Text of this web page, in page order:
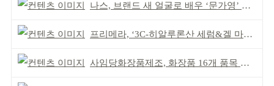
나스, 브랜드 새 얼굴로 배우 ‘문가영’ 발탁
프리메라, ‘3C-히알루론산 세럼&겔 마스크’ 출시
사임당화장품제조, 화장품 16개 품목 할랄인증 획득